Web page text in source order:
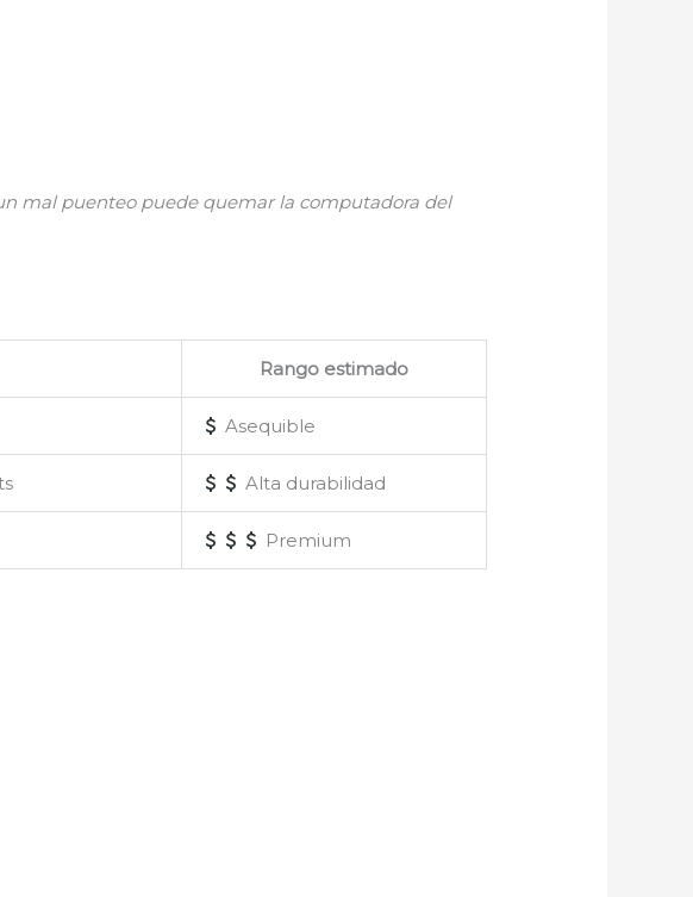
mal puenteo puede quemar la computadora del
Rango estimado
Asequible
Alta durabilidad
Premium